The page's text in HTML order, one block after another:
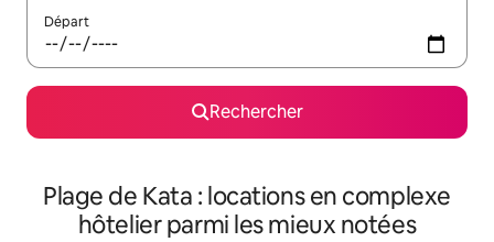
Départ
Rechercher
Plage de Kata : locations en complexe
hôtelier parmi les mieux notées